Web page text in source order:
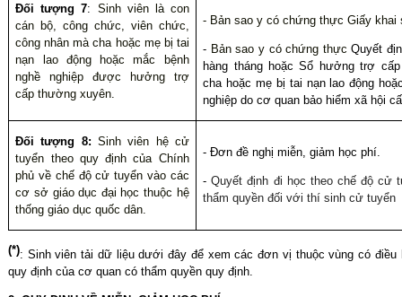
Đối tượng 7: Sinh viên là con
cán bộ, công chức, viên chức,
công nhân mà cha hoặc mẹ bị tai
nạn lao động hoặc mắc bệnh
nghề nghiệp được hưởng trợ
cấp thường xuyên.
- Bản sao y có chứng thựcGiấy khai
- Bản sao y có chứng thực Quyết
hàng tháng hoặc Sổ hưởng trợ
cha hoặc mẹ bị tai nạn lao động
nghiệp do cơ quan bảo hiểm xã hội
Đối tượng 8: Sinh viên hệ cử
tuyển theo quy định của Chính
phủ về chế độ cử tuyển vào các
cơ sở giáo dục đại học thuộc hệ
thống giáo dục quốc dân.
- Đơn đề nghị miễn, giảm học phí
-Quyết định đi học theo chế độ cử
thẩm quyền đối với thí sinh cử tuyển
(*): Sinh viên tải dữ liệu dưới đây để xem các đơn vị thuộcvùng có điều
quy định của cơ quan có thẩm quyền quy định.